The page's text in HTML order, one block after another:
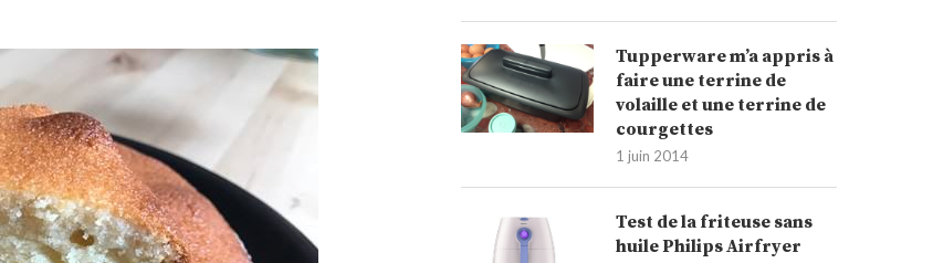
Tupperware m’a appris à
faire une terrine de
volaille et une terrine de
courgettes
1 juin 2014
Test de la friteuse sans
huile Philips Airfryer